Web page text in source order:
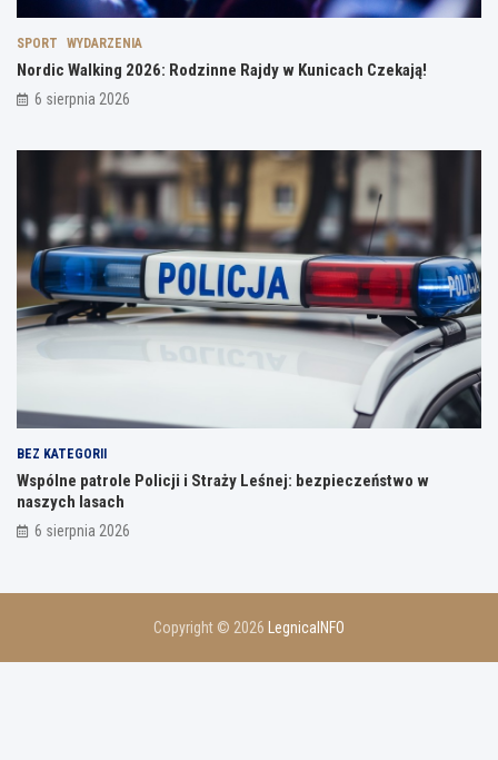
SPORT WYDARZENIA
Nordic Walking 2026: Rodzinne Rajdy w Kunicach Czekają!
6 sierpnia 2026
BEZ KATEGORII
Wspólne patrole Policji i Straży Leśnej: bezpieczeństwo w
naszych lasach
6 sierpnia 2026
Copyright © 2026 LegnicaINFO